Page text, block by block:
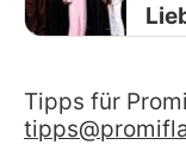
Tipps für